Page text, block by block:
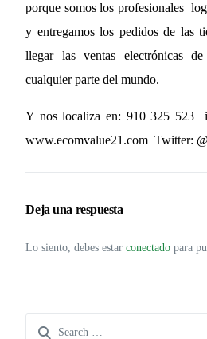
porque somos los profesionales
y entregamos los pedidos de las
llegar las ventas electrónicas
cualquier parte del mundo.
Y nos localiza en: 910 325 523
www.ecomvalue21.com Twitter:
Deja una respuesta
Lo siento, debes estarconectado para